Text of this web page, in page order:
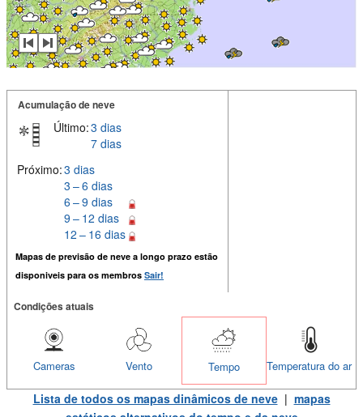
Acumulação de neve
Último:3 dias
7 dias
Próximo:3 dias
3 – 6 dias
6 – 9 dias
9 – 12 dias
12 – 16 dias
Mapas de previsão de neve a longo prazo estão
disponiveis para os membros Sair!
Condições atuais
Temperatura do ar
Tempo
Vento
Cameras
Lista de todos os mapas dinâmicos de neve| mapas